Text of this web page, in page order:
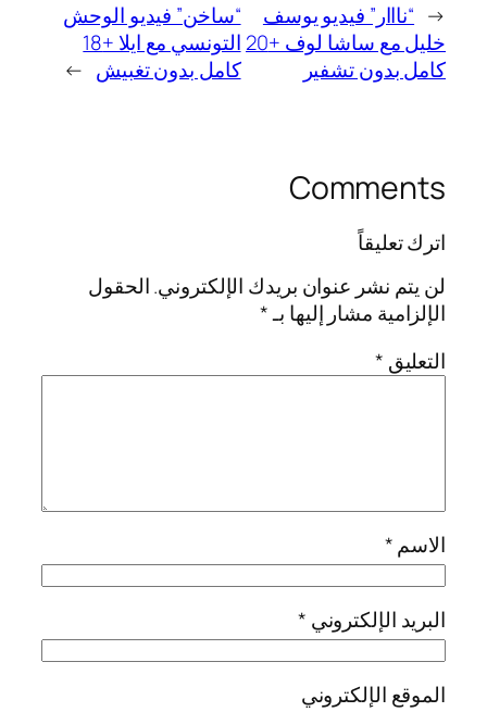
← “نااار” فيديو يوسف
خليل مع ساشا لوف +20
كامل بدون تشفير
“ساخن” فيديو الوحش
التونسي مع ايلا +18
كامل بدون تغبيش →
Comments
اترك تعليقاً
لن يتم نشر عنوان بريدك الإلكتروني.الحقول
الإلزامية مشار إليها بـ*
التعليق *
الاسم*
البريد الإلكتروني *
الموقع الإلكتروني